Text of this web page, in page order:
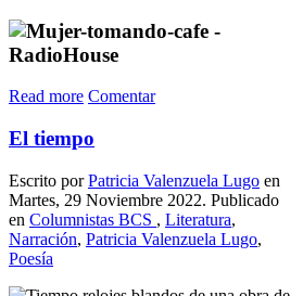
Read more Comentar
El tiempo
Escrito porPatricia Valenzuela Lugo en
Martes, 29 Noviembre 2022. Publicado
en Columnistas BCS , Literatura,
Narración, Patricia Valenzuela Lugo,
Poesía